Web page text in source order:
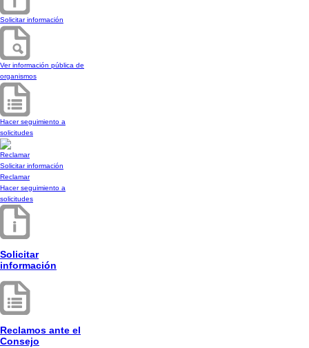
Solicitar información
Ver información pública de
organismos
Hacer seguimiento a
solicitudes
Reclamar
Solicitar información
Reclamar
Hacer seguimiento a
solicitudes
Solicitar
información
Reclamos ante el
Consejo